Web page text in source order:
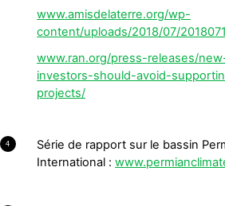
www.amisdelaterre.org/wp-
content/uploads/2018/07/
www.ran.org/press-releases/
investors-should-avoid-
projects/
4
Série de rapport sur le bassin
International :